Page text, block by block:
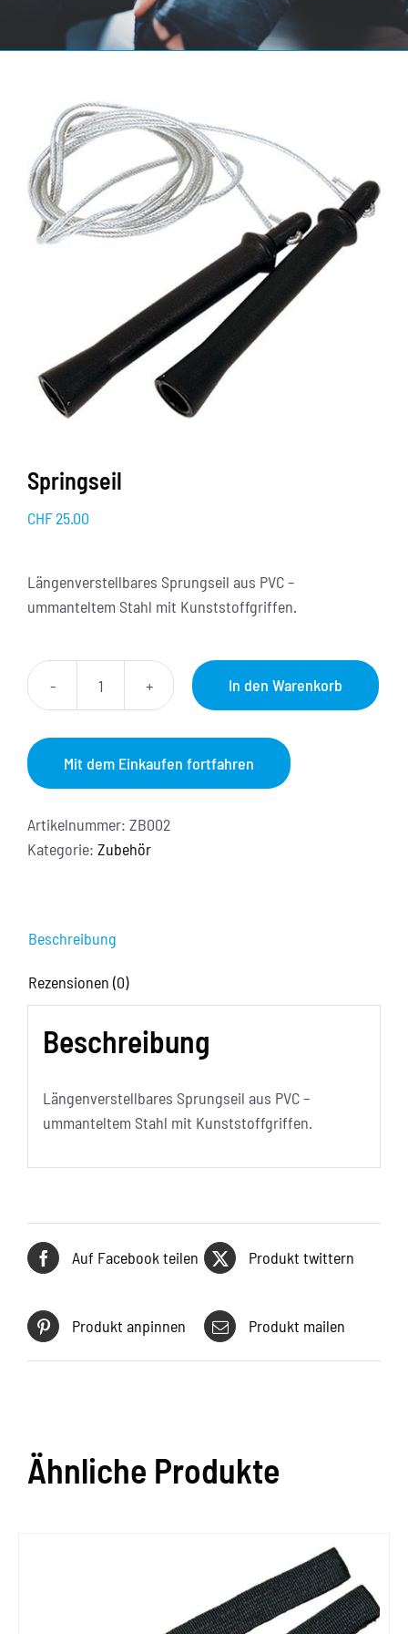
Springseil
CHF25.00
Längenverstellbares Sprungseil aus PVC –
ummanteltem Stahl mit Kunststoffgriffen.
Springseil
In den Warenkorb
Mit dem Einkaufen fortfahren
Artikelnummer: ZB002
Kategorie: Zubehör
Beschreibung
Rezensionen (0)
Beschreibung
Längenverstellbares Sprungseil aus PVC –
ummanteltem Stahl mit Kunststoffgriffen.
Auf Facebook teilen Produkt twittern
Produkt anpinnen Produkt mailen
Ähnliche Produkte